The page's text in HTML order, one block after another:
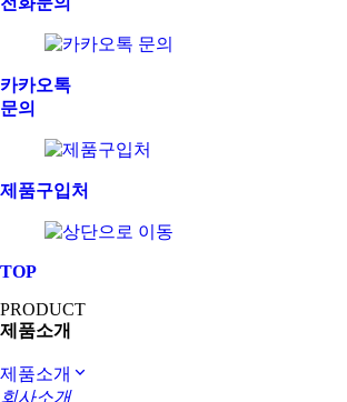
카카오톡
문의
제품구입처
TOP
PRODUCT
제품소개
제품소개
회사소개